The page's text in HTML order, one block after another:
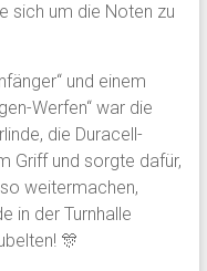
sich um die Noten zu
und einem
Werfen“ war die
die Duracell-
Griff und sorgte dafür,
weitermachen,
in der Turnhalle
🎊